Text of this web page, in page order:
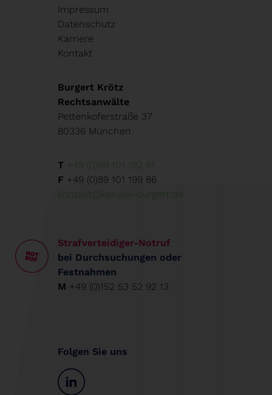
Impressum
Datenschutz
Karriere
Kontakt
Burgert Krötz
Rechtsanwälte
Pettenkoferstraße 37
80336 München
T +49 (0)89 101 192 61
F +49 (0)89 101 199 86
kontakt@kanzlei-burgert.de
Strafverteidiger-Notruf
bei Durchsuchungen oder
Festnahmen
M +49 (0)152 53 52 92 13
Folgen Sie uns